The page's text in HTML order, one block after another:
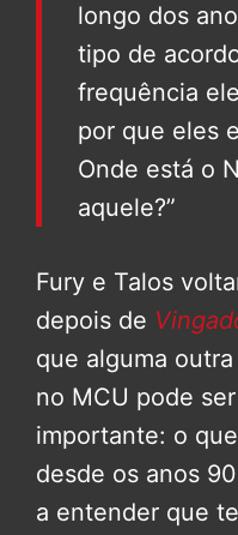
longo dos
tipo de
frequência
por que eles
Onde está o
aquele?”
Fury e Talos
depois de
que alguma
no MCU pode
importante: o
desde os anos
a entender que